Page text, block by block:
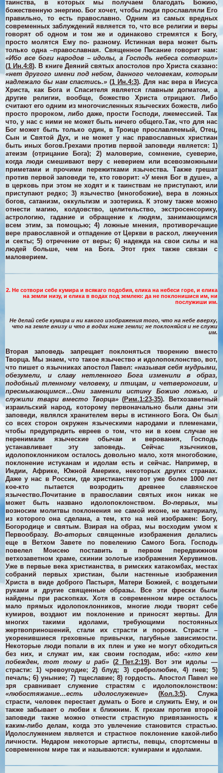
таинства, в которых мы получаем благодать Божию,
божественную энергию. Бог хочет, чтобы люди прославляли Его
правильно, то есть православно. Одним из самых вредных
современных заблуждений является то, что все религии и веры
говорят об одном и том же и одинаково стремятся к Богу,
просто молятся Ему по- разному. Истинная вера может быть
только одна –православная. Священное Писание говорит нам:
«Ибо все боги народов – идолы, а Господь небеса сотворил»
(1 Ин.4:8). В книге Деяний святых апостолов про Христа сказано:
«нет другого имени под небом, данного человекам, которым
надлежало бы нам спастись.» (1 Ин.4:3). Для нас вера в Иисуса
Христа, как Бога и Спасителя является главным догматом, а
другие религии, вообще, божество Христа отрицают. Либо
считают его одним из многочисленных языческих божеств, либо
просто пророком, либо даже, прости Господи, лжемессией. Так
что, у нас с ними не может быть ничего общего.Так, что для нас
Бог может быть только один, в Троице прославляемый, Отец,
Сын и Святой Дух, и не может у нас православных христиан
быть иных богов. Грехами против первой заповеди является: 1)
атеизм (отрицание Бога); 2)маловерие, сомнение, суеверие,
когда люди смешивают веру с неверием или всевозможными
приметами и прочими пережитками язычества. Также грешат
против первой заповеди те, кто говорит: «У меня Бог в душе», а
в церковь при этом не ходят и к таинствам не приступают, или
приступают редко; 3)язычество (многобожие), вера в ложных
богов, сатанизм, оккультизм и эзотерика. К этому также можно
отнести магию, колдовство, целительство, экстросенсорику,
астрологию, гадание и обращение к людям, занимающимся
всем этим, за помощью;4) ложные мнения, противоречащие
вере православной и отпадение от Церкви в раскол, лжеучения
и секты; 5) отречение от веры; 6) надежда на свои силы и на
людей больше, чем на Бога. Этот грех также связан с
маловерием.
2. Не сотвори себе кумира и всякаго подобия, елика на небеси горе, и елика
на земли низу, и елика в водах под землею: да не поклонишися им, ни
послужиши им.
Не делай себе кумира и ни какого изображения того, что на небе вверху,
что на земле внизу и что в водах ниже земли; не поклоняйся и не служи
им.
Вторая заповедь запрещает поклоняться творению вместо
Творца. Мы знаем, что такое язычество и идолопоклонство, вот,
что пишет о язычниках апостол Павел: «называя себя мудрыми,
обезумели, и славу нетленного Бога изменили в образ,
подобный тленному человеку, и птицам, и четвероногим, и
пресмыкающимся…Они заменили истину Божию ложью, и
служили твари вместо Творца»(Рим.1:23-35). Ветхозаветный
израильский народ, которому первоначально были даны эти
заповеди, являлся хранителем веры в истинного Бога. Он был
со всех сторон окружен языческими народами и племенами,
чтобы предупредить евреев о том, что ни в коем случае не
перенимали языческие обычаи и верования, Господь
устанавливает эту заповедь. Сейчас язычников,
идолопоклонником осталось довольно мало, хотя многобожие,
поклонение истуканам и идолам есть и сейчас. Например, в
Индии, Африке, Южной Америке, некоторых других странах.
Даже у нас в России, где христианству вот уже более 1000 лет
кое-кто пытается возродить древнее славянское
язычество.Почитание в православии святых икон никак не
может быть названо идолопоклонством. Во-первых, мы
возносим молитвы поклонения не самой иконе, не материалу,
из которого она сделана, а тем, кто на ней изображен: Богу,
Богородице и святым. Взирая на образ, мы восходим умом к
Первообразу. Во-вторыхсвященные изображения делались
еще в Ветхом Завете по повелению Самого Бога. Господь
повелел Моисею поставить в первом передвижном
ветхозаветном храме, скинии золотые изображения Херувимов.
Уже в первые века христианства, в римских катакомбах, местах
собраний первых христиан, были настенные изображения
Христа в виде доброго Пастыря, Матери Божией, с воздетыми
руками и другие священные образы. Все эти фрески были
найдены при раскопках. Хотя в современном мире осталось
мало прямых идолопоклонников, многие люди творят себе
кумиров, воздают им поклонение и приносят жертвы. Для
многих такими идолами, требующими постоянных
жертвоприношений, стали их страсти и пороки. Страсти –
укоренившиеся греховные привычки, пагубные зависимости.
Некоторые люди попали в их плен и уже не могут обходиться
без них, и служат им, как своим господам, ибо: «кто кем
побежден, тот тому и раб»(2 Пет.2:19). Вот эти идолы —
страсти: 1) чревоугодие; 2) блуд; 3) сребролюбие, 4) гнев; 5)
печаль; 6) уныние; 7) тщеславие; 8) гордость. Апостол Павел не
зря сравнивает служение страстям с идолопоклонством:
«любостяжание…есть идолослужение» (Кол.3:5). Служа
страсти, человек перестает думать о Боге и служить Ему, и он
также забывает о любви к ближним.К грехам против второй
заповеди также можно отнести страстную привязанность к
каким-либо делам, когда это увлечение становится страстью.
Идолослужением является и страстное поклонение какой-либо
личности. Недаром некоторые артисты, певцы, спортсмены в
современном мире так и называются: кумирами и идолами.